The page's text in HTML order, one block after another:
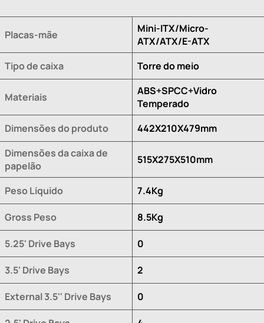
Placas-mãe
Mini-ITX/Micro-
ATX/ATX/E-ATX
Tipo de caixa
Torre do meio
Materiais
ABS+SPCC+Vidro
Temperado
Dimensões do produto
442X210X479mm
Dimensões da caixa de
papelão
515X275X510mm
Peso Líquido 7.4Kg
Gross Peso 8.5Kg
5.25' Drive Bays 0
3.5' Drive Bays 2
External 3.5'' Drive Bays 0